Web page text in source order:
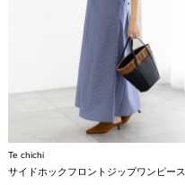
Te chichi
サイドホックフロントジップワンピース